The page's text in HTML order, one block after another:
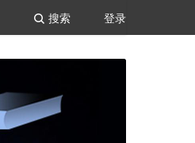
登录
搜索